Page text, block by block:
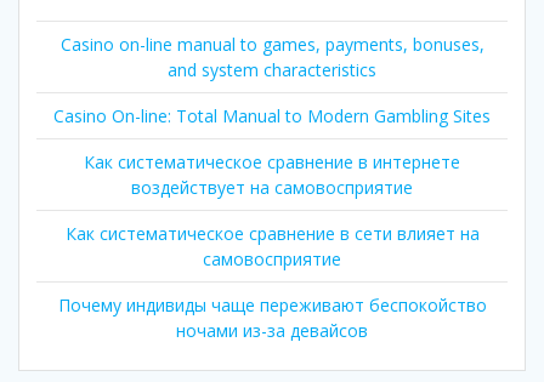
Casino on-line manual to games, payments, bonuses,
and system characteristics
Casino On-line: Total Manual to Modern Gambling Sites
Как систематическое сравнение в интернете
воздействует на самовосприятие
Как систематическое сравнение в сети влияет на
самовосприятие
Почему индивиды чаще переживают беспокойство
ночами из-за девайсов